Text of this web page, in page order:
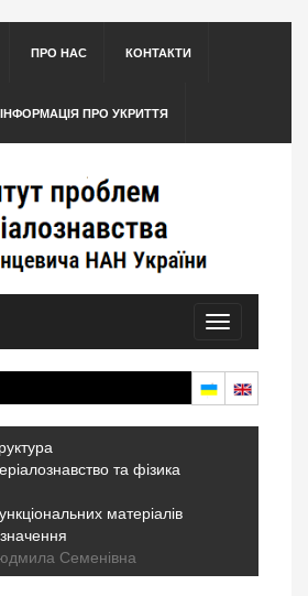
ПРО НАС КОНТАКТИ
ПРО УКРИТТЯ
Toggle
navigation
та фізика
матеріалів
Семенівна